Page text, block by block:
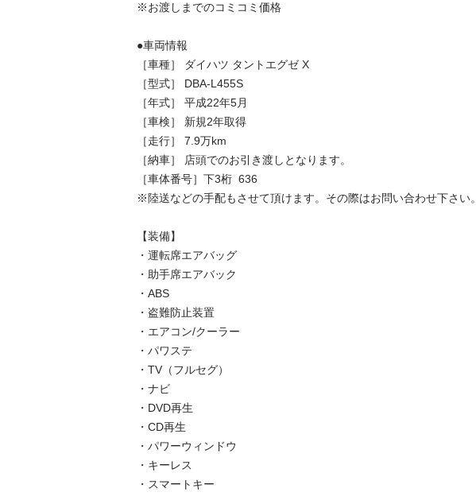
※お渡しまでのコミコミ価格
●車両情報
［車種］ ダイハツ タントエグゼ X
［型式］ DBA-L455S
［年式］ 平成22年5月
［車検］ 新規2年取得
［走行］ 7.9万km
［納車］ 店頭でのお引き渡しとなります。
［車体番号］下3桁  636
※陸送などの手配もさせて頂けます。その際はお問い合わせ下さい。
【装備】
・運転席エアバッグ
・助手席エアバック
・ABS
・盗難防止装置
・エアコン/クーラー
・パワステ
・TV（フルセグ）
・ナビ
・DVD再生
・CD再生
・パワーウィンドウ
・キーレス
・スマートキー